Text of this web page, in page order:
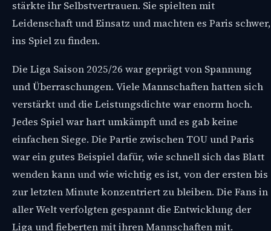
stärkte ihr Selbstvertrauen. Sie spielten mit
Leidenschaft und Einsatz und machten es Paris schwer,
ins Spiel zu finden.
Die Liga Saison 2025/26 war geprägt von Spannung
und Überraschungen. Viele Mannschaften hatten sich
verstärkt und die Leistungsdichte war enorm hoch.
Jedes Spiel war hart umkämpft und es gab keine
einfachen Siege. Die Partie zwischen TOU und Paris
war ein gutes Beispiel dafür, wie schnell sich das Blatt
wenden kann und wie wichtig es ist, von der ersten bis
zur letzten Minute konzentriert zu bleiben. Die Fans in
aller Welt verfolgten gespannt die Entwicklung der
Liga und fieberten mit ihren Mannschaften mit.